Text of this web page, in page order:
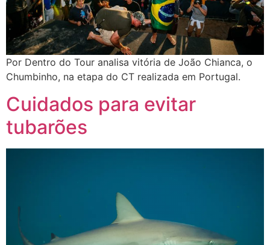
Por Dentro do Tour analisa vitória de João Chianca, o
Chumbinho, na etapa do CT realizada em Portugal.
Cuidados para evitar
tubarões